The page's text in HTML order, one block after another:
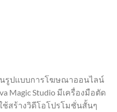
นรูปแบบการโฆษณาออนไลน์
Magic Studio มีเครื่องมือตัด
ช้สร้างวิดีโอโปรโมชั่นสั้นๆ